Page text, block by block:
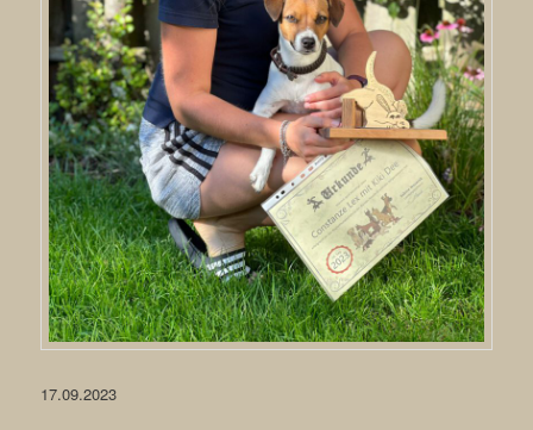
17.09.2023